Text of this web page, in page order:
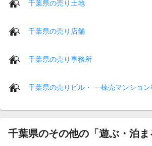
千葉県の売り土地
千葉県の売り店舗
千葉県の売り事務所
千葉県の売りビル・ 一棟売マンション
千葉県のその他の「遊ぶ・泊